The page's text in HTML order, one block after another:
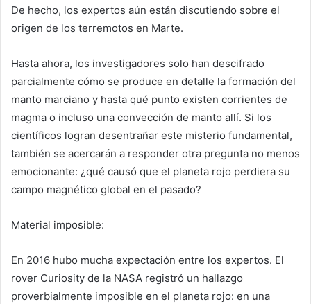
De hecho, los expertos aún están discutiendo sobre el
origen de los terremotos en Marte.
Hasta ahora, los investigadores solo han descifrado
parcialmente cómo se produce en detalle la formación del
manto marciano y hasta qué punto existen corrientes de
magma o incluso una convección de manto allí. Si los
científicos logran desentrañar este misterio fundamental,
también se acercarán a responder otra pregunta no menos
emocionante: ¿qué causó que el planeta rojo perdiera su
campo magnético global en el pasado?
Material imposible:
En 2016 hubo mucha expectación entre los expertos. El
rover Curiosity de la NASA registró un hallazgo
proverbialmente imposible en el planeta rojo: en una